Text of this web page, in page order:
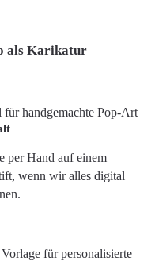
als Karikatur
per Hand auf einem
wenn wir alles digital